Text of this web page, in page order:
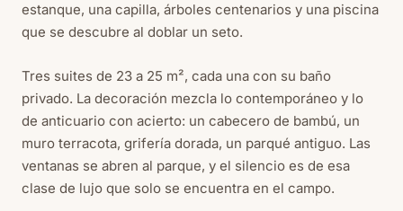
estanque, una capilla, árboles centenarios y una piscina
que se descubre al doblar un seto.
Tres suites de 23 a 25 m², cada una con su baño
privado. La decoración mezcla lo contemporáneo y lo
de anticuario con acierto: un cabecero de bambú, un
muro terracota, grifería dorada, un parqué antiguo. Las
ventanas se abren al parque, y el silencio es de esa
clase de lujo que solo se encuentra en el campo.